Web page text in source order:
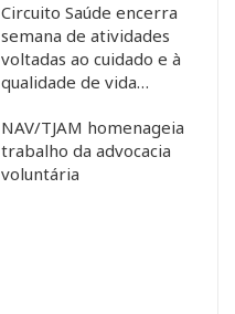
Circuito Saúde encerra
semana de atividades
voltadas ao cuidado e à
qualidade de vida…
NAV/TJAM homenageia
trabalho da advocacia
voluntária